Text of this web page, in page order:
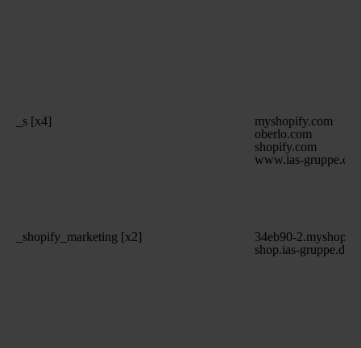
_s [x4]
myshopify.com
oberlo.com
shopify.com
www.ias-gruppe.de
_shopify_marketing [x2]
34eb90-
shop.ias-gruppe.de